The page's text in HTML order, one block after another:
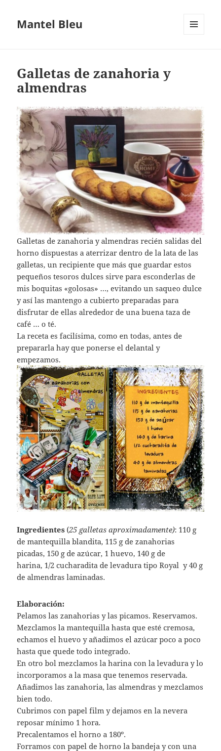
Mantel Bleu
Galletas de zanahoria y
almendras
Galletas de zanahoria y almendras recién salidas del
horno dispuestas a aterrizar dentro de la lata de las
galletas, un recipiente que más que guardar estos
pequeños tesoros dulces sirve para esconderlas de
mis boquitas «golosas» …, evitando un saqueo dulce
y así las mantengo a cubierto preparadas para
disfrutar de ellas alrededor de una buena taza de
café … o té.
La receta es facilísima, como en todas, antes de
prepararla hay que ponerse el delantal y
empezamos.
Ingredientes (25 galletas aproximadamente): 110 g
de mantequilla blandita, 115 g de zanahorias
picadas, 150 g de azúcar, 1 huevo, 140 g de
harina, 1/2 cucharadita de levadura tipo Royal y 40 g
de almendras laminadas.
Elaboración:
Pelamos las zanahorias y las picamos. Reservamos.
Mezclamos la mantequilla hasta que esté cremosa,
echamos el huevo y añadimos el azúcar poco a poco
hasta que quede todo integrado.
En otro bol mezclamos la harina con la levadura y lo
incorporamos a la masa que tenemos reservada.
Añadimos las zanahoria, las almendras y mezclamos
bien todo.
Cubrimos con papel film y dejamos en la nevera
reposar mínimo 1 hora.
Precalentamos el horno a 180º.
Forramos con papel de horno la bandeja y con una